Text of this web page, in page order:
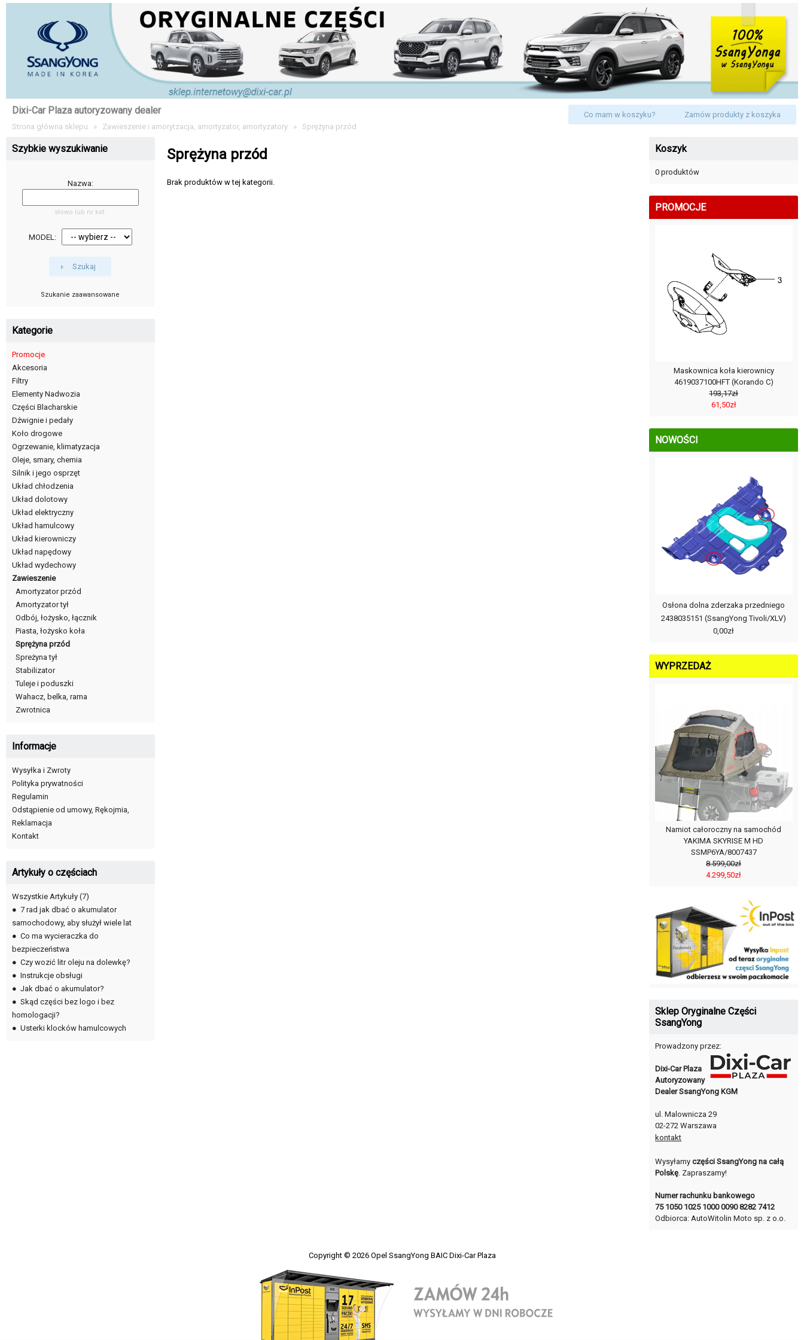
Dixi-Car Plaza autoryzowany dealer
Strona główna sklepu » Zawieszenie i amorytzacja, amortyzator, amortyzatory » Sprężyna przód
Co mam w koszyku? Zamów produkty z koszyka
Sprężyna przód
Brak produktów w tej kategorii.
Szybkie wyszukiwanie
Nazwa:
słowo lub nr kat.
MODEL:
Szukaj
Szukanie zaawansowane
Kategorie
Promocje
Akcesoria
Filtry
Elementy Nadwozia
Części Blacharskie
Dźwignie i pedały
Koło drogowe
Ogrzewanie, klimatyzacja
Oleje, smary, chemia
Silnik i jego osprzęt
Układ chłodzenia
Układ dolotowy
Układ elektryczny
Układ hamulcowy
Układ kierowniczy
Układ napędowy
Układ wydechowy
Zawieszenie
Amortyzator przód
Amortyzator tył
Odbój, łożysko, łącznik
Piasta, łożysko koła
Sprężyna przód
Spreżyna tył
Stabilizator
Tuleje i poduszki
Wahacz, belka, rama
Zwrotnica
Informacje
Wysyłka i Zwroty
Polityka prywatności
Regulamin
Odstąpienie od umowy, Rękojmia,
Reklamacja
Kontakt
Artykuły o częściach
Wszystkie Artykuły (7)
● 7 rad jak dbać o akumulator
samochodowy, aby służył wiele lat
● Co ma wycieraczka do
bezpieczeństwa
● Czy wozić litr oleju na dolewkę?
● Instrukcje obsługi
● Jak dbać o akumulator?
● Skąd części bez logo i bez
homologacji?
● Usterki klocków hamulcowych
Koszyk
0 produktów
PROMOCJE
Maskownica koła kierownicy
4619037100HFT (Korando C)
193,17zł
61,50zł
NOWOŚCI
Osłona dolna zderzaka przedniego
2438035151 (SsangYong Tivoli/XLV)
0,00zł
WYPRZEDAŻ
Namiot całoroczny na samochód
YAKIMA SKYRISE M HD
SSMP6YA/8007437
8.599,00zł
4.299,50zł
Sklep Oryginalne Części
SsangYong
Prowadzony przez:
Dixi-Car Plaza
Autoryzowany
Dealer SsangYong KGM
ul. Malownicza 29
02-272 Warszawa
kontakt
Wysyłamyczęści SsangYong na całą
Polskę. Zapraszamy!
Numer rachunku bankowego
75 1050 1025 1000 0090 8282 7412
Odbiorca: AutoWitolin Moto sp. z o.o.
Copyright © 2026 Opel SsangYong BAIC Dixi-Car Plaza